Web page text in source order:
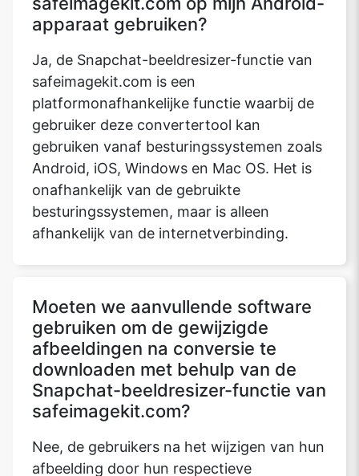
Copy Link
apparaat gebruiken?
Ja, de Snapchat-beeldresizer-functie van
safeimagekit.com is een
platformonafhankelijke functie waarbij de
gebruiker deze convertertool kan
gebruiken vanaf besturingssystemen zoals
Android, iOS, Windows en Mac OS. Het is
onafhankelijk van de gebruikte
besturingssystemen, maar is alleen
afhankelijk van de internetverbinding.
Moeten we aanvullende software
gebruiken om de gewijzigde
afbeeldingen na conversie te
downloaden met behulp van de
Snapchat-beeldresizer-functie van
safeimagekit.com?
Nee, de gebruikers na het wijzigen van hun
afbeelding door hun respectieve